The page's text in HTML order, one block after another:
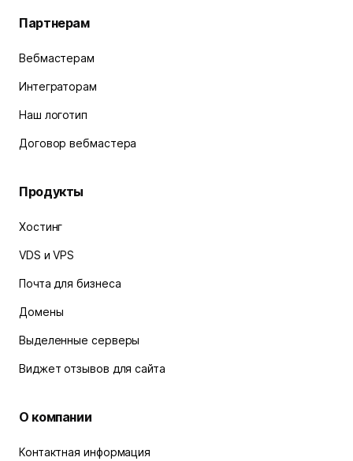
Партнерам
Вебмастерам
Интеграторам
Наш логотип
Договор вебмастера
Продукты
Хостинг
VDS и VPS
Почта для бизнеса
Домены
Выделенные серверы
Виджет отзывов для сайта
О компании
Контактная информация